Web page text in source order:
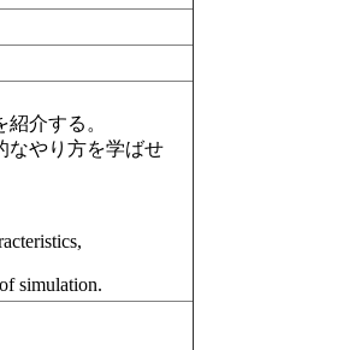
介する。
なやり方を学ばせ
simulation.